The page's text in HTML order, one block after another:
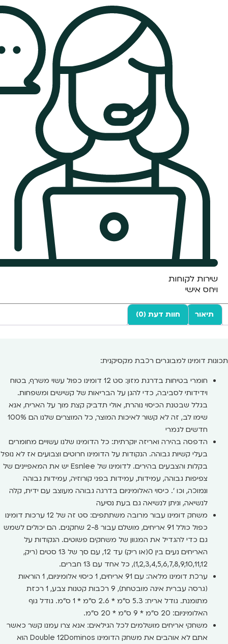
שירות לקוחות
ויחס אישי
תיאור חוות דעת (0)
תכונות דומינו למבוגרים רכבת מקסיקנית:
חומרי בטיחות בדרגת מזון: סט 12 דומינו כפול עשוי משרף, בטוח
וידידותי לסביבה, כדי להגן על הבריאות של קשישים ומשפחות.
בגלל שבטנת הכיסוי נוהרת, אולי תדביק קצת מוך על האריח, אנא
שימו לב, זה לא קשור לאיכות המוצר, כל המוצרים שלנו הם 100%
חדשים לגמרי
הדפסה בהירה ואריזה יוקרתית: כל הדומינו שלנו עשויים מחומרים
בעלי קשיות גבוהה. הנקודות על הדומינו חרוטים וצבועים אז לא נופל
בקלות והצבעים בהירים. לדומינו של Esnlee יש את המאפיינים של
צפיפות גבוהה, עמידות, עמידות בפני קורוזיה, עמידות גבוהה
ונמוכה, וכו '. כיסוי האלומיניום בדרגה גבוהה מעוצב עם ידית, קלה
לנשיאה, וניתן לנשיאה גם בעת נסיעה
משחק דומינו עבור מרובה משתתפים: סט זה של 12 ערכות דומינו
כפול כולל 91 אריחים, מושלם עבור 2-8 שחקנים. הם יכולים לשמש
גם כדי להגדיל את המגוון של משחקים פשוטים. הנקודות על
האריחים נעים בין 0(או ריק) עד 12, עם סך של 13 סטים (ריק,
1,2,3,4,5,6,7,8,9,10,11,12), כל אחד עם 13 חברים.
ערכת דומינו מלאה: עם 91 אריחים, 1 כיסוי אלומיניום, 1 הוראות
(גרסה עברית אינה מובטחת), 9 רכבות קטנות צבע, 1 רכזת
מתומנת. גודל אריח: 5.3 ס"מ * 2.6 ס"מ * 1 ס"מ. גודל גוף
האלומיניום: 20 ס"מ * 9 ס"מ * 20 ס"מ.
משחקי אריחים מושלמים לכל הגילאים: אנא צרו עמנו קשר כאשר
אתם לא אוהבים את משחק הדומינו Double 12Dominos הוא